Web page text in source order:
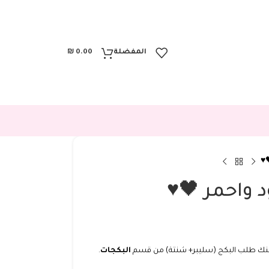
المفضلة ₪ 0.00
واحمر 🖤♥️
طلب البكج (سليبر+ شنتة) من قسم البكجات.